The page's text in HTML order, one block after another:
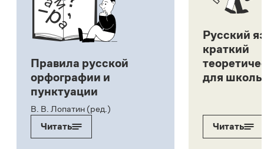
Правила русской
орфографии и
пунктуации
В. В. Лопатин (ред.)
Читать
Русский
краткий
для
Читать